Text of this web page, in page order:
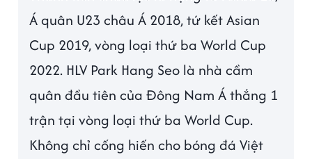
Á quân U23 châu Á 2018, tứ kết Asian
Cup 2019, vòng loại thứ ba World Cup
2022. HLV Park Hang Seo là nhà cầm
quân đầu tiên của Đông Nam Á thắng 1
trận tại vòng loại thứ ba World Cup.
Không chỉ cống hiến cho bóng đá Việt